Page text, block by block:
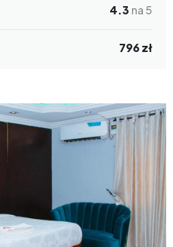
4.3 na 5
796 zł